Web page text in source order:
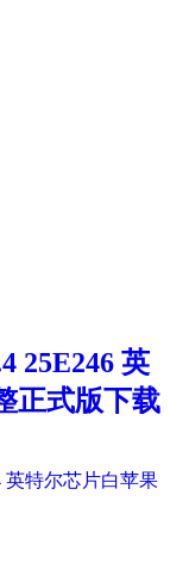
25E246 英
正式版下载